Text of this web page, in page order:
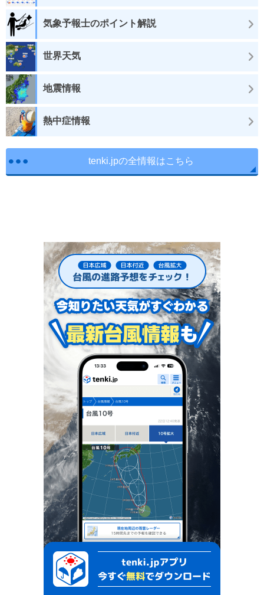
気象予報士のポイント解説
世界天気
地震情報
熱中症情報
tenki.jpの全情報はこちら